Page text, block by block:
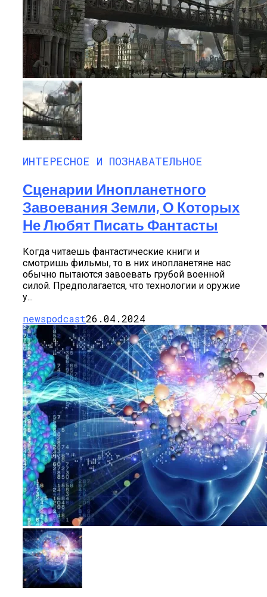
ИНТЕРЕСНОЕ И ПОЗНАВАТЕЛЬНОЕ
Сценарии Инопланетного
Завоевания Земли, О Которых
Не Любят Писать Фантасты
Когда читаешь фантастические книги и
смотришь фильмы, то в них инопланетяне нас
обычно пытаются завоевать грубой военной
силой. Предполагается, что технологии и оружие
у...
newspodcast26.04.2024